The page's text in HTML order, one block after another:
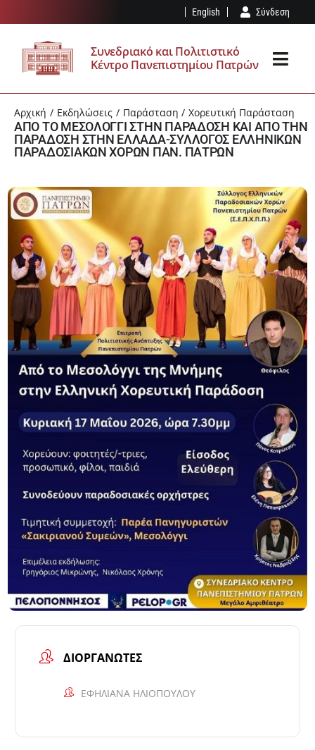
στο
περιεχόμενο
English Σύνδεση
Συνεδριακό και Πολιτιστικό
Κέντρο Πανεπιστημίου Πατρών
ΤΟ ΣΠΚ
ΥΠΟΔΟΜΈΣ
ΕΚΔΗΛΏΣΕΙΣ
ΕΠΊΣΚΕΨΗ
ΤΑ ΝΈΑ ΜΑΣ
ΑΊΤΗΣΗ – ΚΑΝΟΝΙΣΜΌΣ
Αρχική Εκδηλώσεις Παράσταση Χορευτική Παράσταση
ΑΠΟ ΤΟ ΜΕΣΟΛΟΓΓΙ ΣΤΗΝ ΠΑΡΑΔΟΣΗ ΚΑΙ ΑΠΟ ΤΗΝ
ΠΑΡΑΔΟΣΗ ΣΤΗΝ ΕΛΛΑΔΑ-ΣΥΛΛΟΓΟΣ ΕΛΛΗΝΙΚΩΝ
ΠΑΡΑΔΟΣΙΑΚΩΝ ΧΟΡΩΝ ΠΑΝ. ΠΑΤΡΩΝ
ΔΙΟΡΓΑΝΩΤΈΣ
ΕΦΗΛΙΑΝΑ ΗΛΙΟΠΟΥΛΟΥ